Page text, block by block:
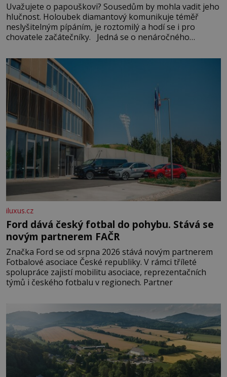
Uvažujete o papouškovi? Sousedům by mohla vadit jeho
hlučnost. Holoubek diamantový komunikuje téměř
neslyšitelným pípáním, je roztomilý a hodí se i pro
chovatele začátečníky. Jedná se o nenáročného
času tráví na zemi, kde sbírá zbytky semínek Jeho
domovinou je prakticky celá Austrálie s výjimkou
pobřežní oblasti.
iluxus.cz
Ford dává český fotbal do pohybu. Stává se
novým partnerem FAČR
Značka Ford se od srpna 2026 stává novým partnerem
Fotbalové asociace České republiky. V rámci tříleté
spolupráce zajistí mobilitu asociace, reprezentačních
týmů i českého fotbalu v regionech. Partner